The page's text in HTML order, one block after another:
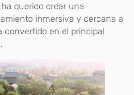
querido crear una
inmersiva y cercana a
convertido en el principal